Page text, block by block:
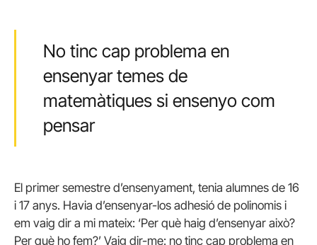
No tinc cap problema en
ensenyar temes de
matemàtiques si ensenyo com
pensar
El primer semestre d’ensenyament, tenia alumnes de 16
i 17 anys. Havia d’ensenyar-los adhesió de polinomis i
em vaig dir a mi mateix: ‘Per què haig d’ensenyar això?
Per què ho fem?’ Vaig dir-me: no tinc cap problema en